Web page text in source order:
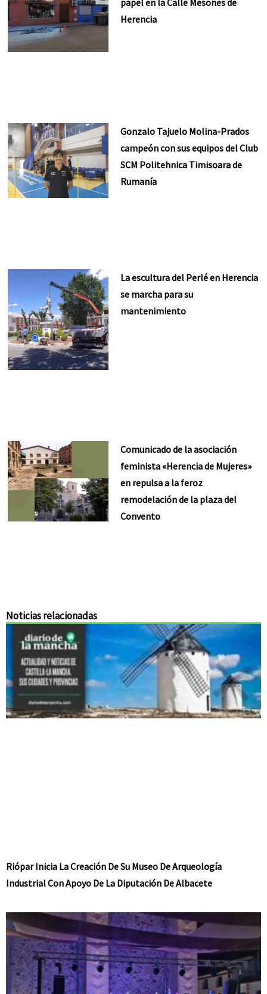
papel en la Calle Mesones de
Herencia
Gonzalo Tajuelo Molina-Prados
campeón con sus equipos del Club
SCM Politehnica Timisoara de
Rumanía
La escultura del Perlé en Herencia
se marcha para su
mantenimiento
Comunicado de la asociación
feminista «Herencia de Mujeres»
en repulsa a la feroz
remodelación de la plaza del
Convento
Noticias relacionadas
Riópar Inicia La Creación De Su Museo De Arqueología
Industrial Con Apoyo De La Diputación De Albacete